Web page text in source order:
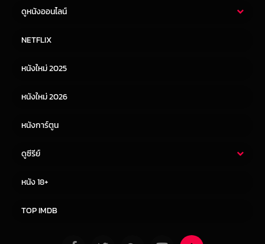
ดูหนังออนไลน์
หนังจีน
NETFLIX
หนังใหม่ 2025
หนังใหม่ 2026
หนังการ์ตูน
ดูซีรีย์
หนัง 18+
TOP IMDB